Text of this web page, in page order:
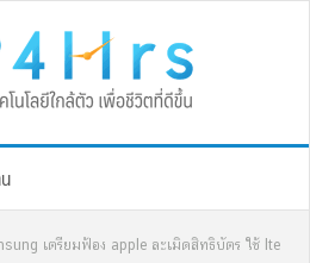
เตรียมฟ้อง apple ละเมิดสิทธิบัตร ใช้ lte